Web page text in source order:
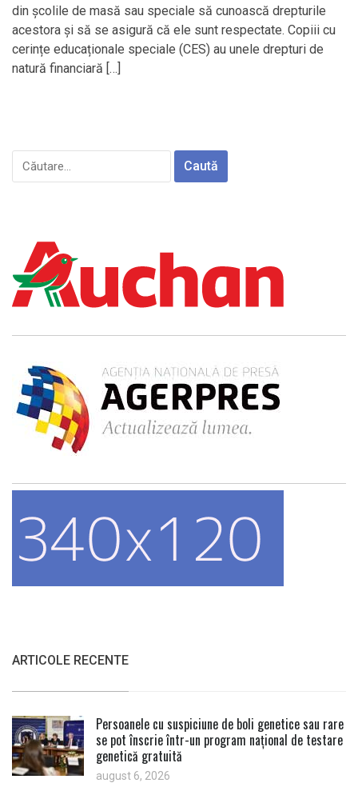
din școlile de masă sau speciale să cunoască drepturile
acestora și să se asigură că ele sunt respectate. Copiii cu
cerințe educaționale speciale (CES) au unele drepturi de
natură financiară […]
Caută
după:
ARTICOLE RECENTE
Persoanele cu suspiciune de boli genetice sau rare
se pot înscrie într-un program național de testare
genetică gratuită
august 6, 2026